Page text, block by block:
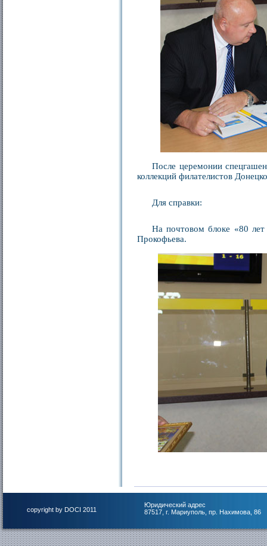
После церемонии
коллекций филателистов
Для справки:
На почтовом блоке «80
Прокофьева.
copyright by DOCI 2011
Юридический адрес
87517, г. Мариуполь, пр. Нахимова, 86